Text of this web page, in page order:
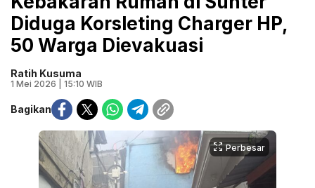
Diduga Korsleting Charger HP,
50 Warga Dievakuasi
Ratih Kusuma
1 Mei 2026 | 15:10 WIB
Bagikan
Perbesar